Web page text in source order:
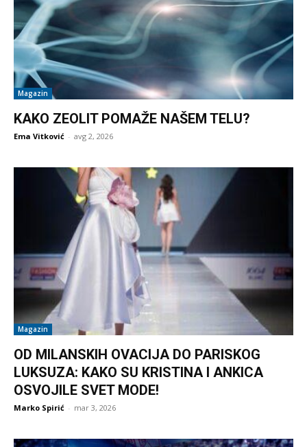
Magazin
KAKO ZEOLIT POMAŽE NAŠEM TELU?
Ema Vitković - avg 2, 2026
Magazin
OD MILANSKIH OVACIJA DO PARISKOG
LUKSUZA: KAKO SU KRISTINA I ANKICA
OSVOJILE SVET MODE!
Marko Spirić - mar 3, 2026